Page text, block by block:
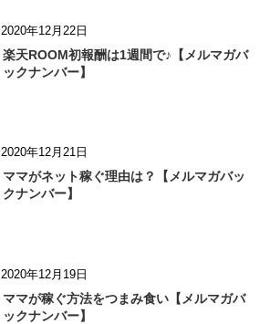
2020年12月22日
楽天ROOM初報酬は1週間で♪【メルマガバ
ックナンバー】
2020年12月21日
ママがネット稼ぐ理由は？【メルマガバッ
クナンバー】
2020年12月19日
ママが稼ぐ方法をつまみ食い【メルマガバ
ックナンバー】